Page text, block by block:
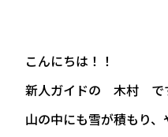
こんにちは！！
新人ガイドの 木村 で
山の中にも雪が積もり、